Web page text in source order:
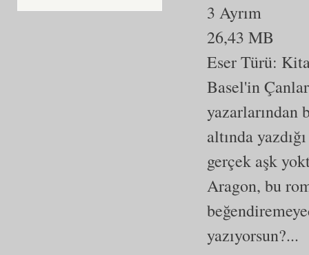
3 Ayrım
26,43 MB
Eser Türü:
Basel'in
yazarlarından
altında
gerçek aşk
Aragon, bu
yazıyorsun?...